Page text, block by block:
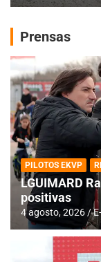
Prensas
PILOTOS EKVP
LGUIMARD
positivas
4 agosto, 2026